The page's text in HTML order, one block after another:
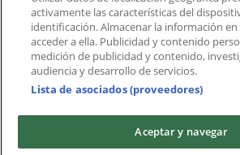
Ciudades
Descargar la APP Tiendeo
activamente las características del
identificación. Almacenar la información
acceder a ella. Publicidad y contenido
medición de publicidad y contenido,
audiencia y desarrollo de servicios.
Lista de asociados (proveedores)
Aceptar y navegar